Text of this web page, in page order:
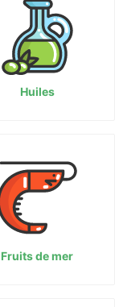
Huiles
Fruits de mer